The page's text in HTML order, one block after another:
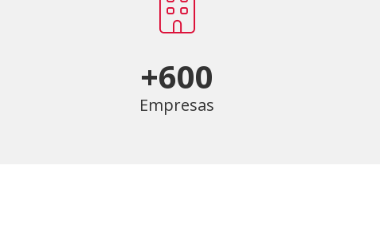
+600
Empresas